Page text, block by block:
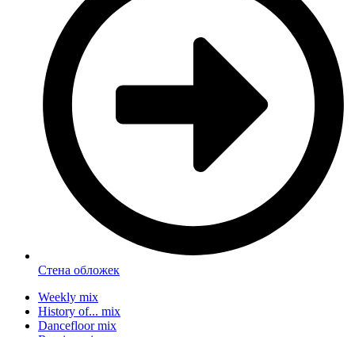
Стена обложек
Weekly mix
History of... mix
Dancefloor mix